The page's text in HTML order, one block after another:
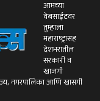
आमच्या
वेबसाईटवर
तुम्हाला
महाराष्ट्रासह
देशभरातील
सरकारी व
खाजगी
नगरपालिका आणि खासगी